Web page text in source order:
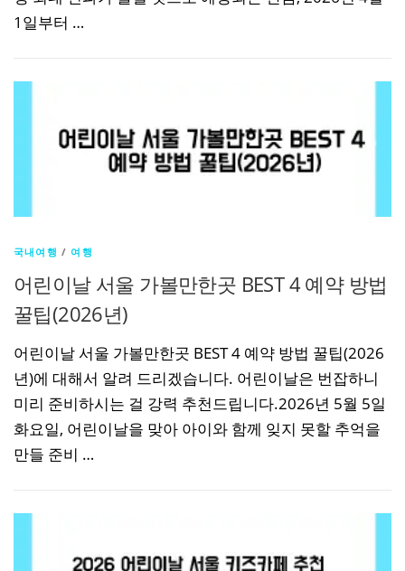
1일부터 …
국내여행 / 여행
어린이날 서울 가볼만한곳 BEST 4 예약 방법
꿀팁(2026년)
어린이날 서울 가볼만한곳 BEST 4 예약 방법 꿀팁(2026
년)에 대해서 알려 드리겠습니다. 어린이날은 번잡하니
미리 준비하시는 걸 강력 추천드립니다.2026년 5월 5일
화요일, 어린이날을 맞아 아이와 함께 잊지 못할 추억을
만들 준비 …